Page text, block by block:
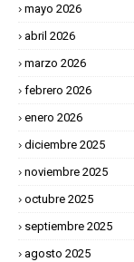
mayo 2026
abril 2026
marzo 2026
febrero 2026
enero 2026
diciembre 2025
noviembre 2025
octubre 2025
septiembre 2025
agosto 2025